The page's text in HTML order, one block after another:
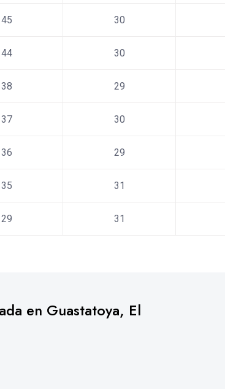
45 30
44 30
38 29
37 30
36 29
35 31
29 31
en Guastatoya, El